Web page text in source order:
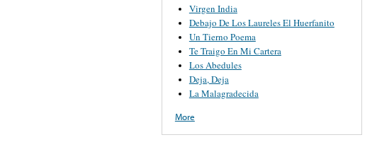
Virgen India
Debajo De Los Laureles El Huerfanito
Un Tierno Poema
Te Traigo En Mi Cartera
Los Abedules
Deja, Deja
La Malagradecida
More